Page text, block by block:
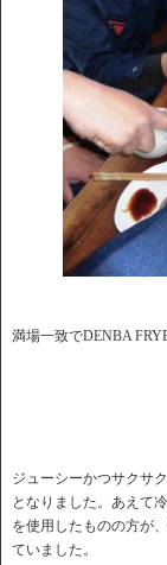
満場一致でDENBA
ジューシーかつサクサ
となりました。あえて
を使用したものの方が
ていました。